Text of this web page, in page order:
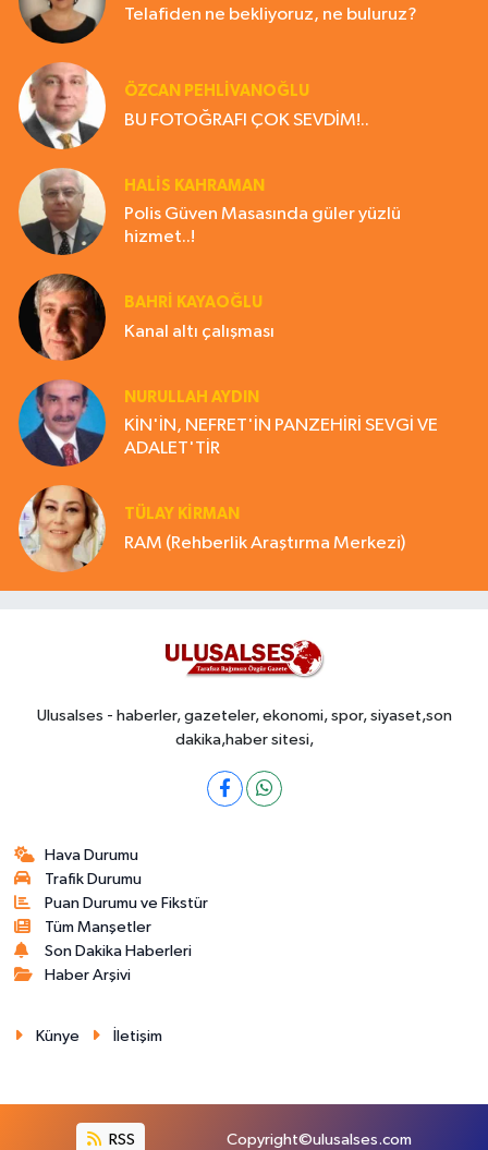
Telafiden ne bekliyoruz, ne buluruz?
ÖZCAN PEHLİVANOĞLU
BU FOTOĞRAFI ÇOK SEVDİM!..
HALIS KAHRAMAN
Polis Güven Masasında güler yüzlü
hizmet..!
BAHRI KAYAOĞLU
Kanal altı çalışması
NURULLAH AYDIN
KİN'İN, NEFRET'İN PANZEHİRİ SEVGİ VE
ADALET'TİR
TÜLAY KİRMAN
RAM (Rehberlik Araştırma Merkezi)
Ulusalses - haberler, gazeteler, ekonomi, spor, siyaset,son
dakika,haber sitesi,
Hava Durumu
Trafik Durumu
Puan Durumu ve Fikstür
Tüm Manşetler
Son Dakika Haberleri
Haber Arşivi
Künye İletişim
RSS Copyright©ulusalses.com